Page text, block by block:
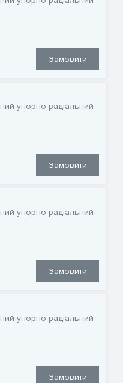
Замовити
упорно-радіальний
Замовити
упорно-радіальний
Замовити
упорно-радіальний
Замовити